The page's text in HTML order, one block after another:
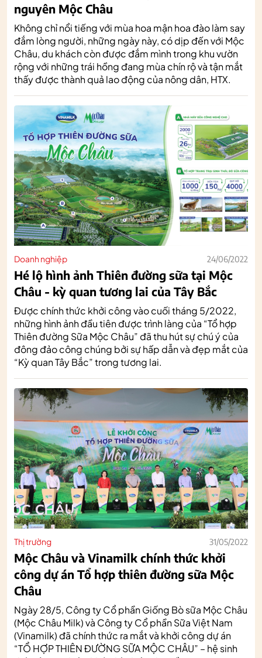
nguyên Mộc Châu
Không chỉ nổi tiếng với mùa hoa mận hoa đào làm say
đắm lòng người, những ngày này, có dịp đến với Mộc
Châu, du khách còn được đắm mình trong khu vườn
rộng với những trái hồng đang mùa chín rộ và tận mắt
thấy được thành quả lao động của nông dân, HTX.
Doanh nghiệp 24/06/2022
Hé lộ hình ảnh Thiên đường sữa tại Mộc
Châu - kỳ quan tương lai của Tây Bắc
Được chính thức khởi công vào cuối tháng 5/2022,
những hình ảnh đầu tiên được trình làng của “Tổ hợp
Thiên đường Sữa Mộc Châu” đã thu hút sự chú ý của
đông đảo công chúng bởi sự hấp dẫn và đẹp mắt của
“Kỳ quan Tây Bắc” trong tương lai.
Thị trường 31/05/2022
Mộc Châu và Vinamilk chính thức khởi
công dự án Tổ hợp thiên đường sữa Mộc
Châu
Ngày 28/5, Công ty Cổ phần Giống Bò sữa Mộc Châu
(Mộc Châu Milk) và Công ty Cổ phần Sữa Việt Nam
(Vinamilk) đã chính thức ra mắt và khởi công dự án
“TỔ HỢP THIÊN ĐƯỜNG SỮA MỘC CHÂU” – hệ sinh